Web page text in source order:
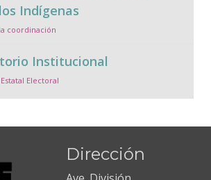
Indígenas
coordinación
Institucional
Electoral
Dirección